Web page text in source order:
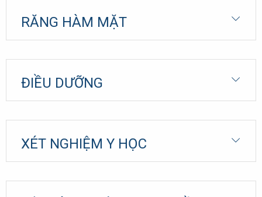
RĂNG HÀM MẶT
ĐIỀU DƯỠNG
XÉT NGHIỆM Y HỌC